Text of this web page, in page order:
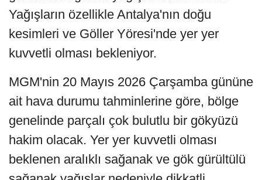
Yağışların özellikle Antalya'nın doğu
kesimleri ve Göller Yöresi'nde yer yer
kuvvetli olması bekleniyor.
MGM'nin 20 Mayıs 2026 Çarşamba gününe
ait hava durumu tahminlerine göre, bölge
genelinde parçalı çok bulutlu bir gökyüzü
hakim olacak. Yer yer kuvvetli olması
beklenen aralıklı sağanak ve gök gürültülü